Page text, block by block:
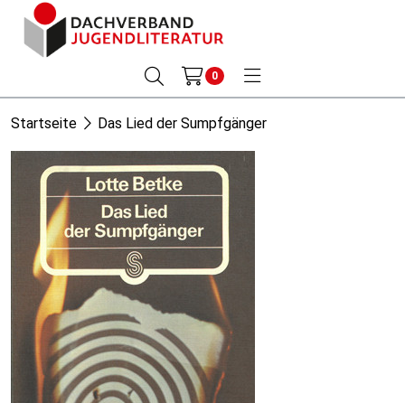
0
Startseite Das Lied der Sumpfgänger